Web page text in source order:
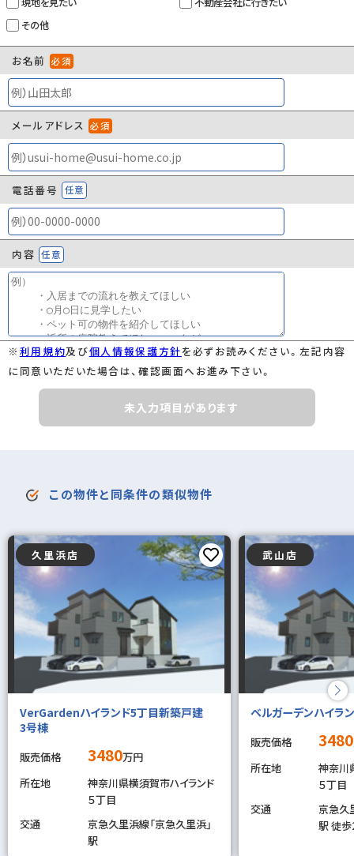
管理コード
情報更新日
取引条件の有効
期限
その他
お名前 必須
メールアドレス 必須
電話番号 任意
内容 任意
※ 利用規約及び個人情報保護方針を必ずお読みください。左記内容
に同意いただいた場合は、確認画面へお進み下さい。
未入力項目があります
この物件と同条件の類似物件
久里浜店
VerGardenハイランド5丁目新築戸建
3号棟
販売価格 3480万円
所在地
神奈川県横須賀市ハイランド
５丁目
交通
京急久里浜線「京急久里浜」
駅
武山店
ベルガーデンハイラ
販売価格 3480
所在地
神奈川
５丁目
交通
京急久
駅 徒